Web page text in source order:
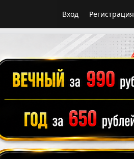
Вход Регистрация